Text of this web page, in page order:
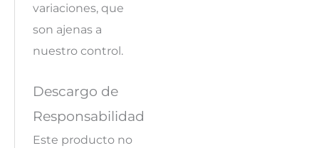
variaciones, que
son ajenas a
nuestro control.
Descargo de
Responsabilidad
Este producto no